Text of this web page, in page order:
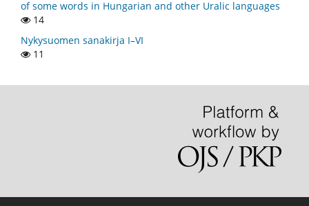
of some words in Hungarian and other Uralic languages
14
Nykysuomen sanakirja I–VI
11